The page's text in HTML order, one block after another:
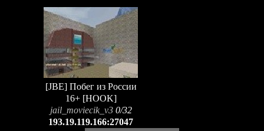
[JBE] Побег из России
16+ [HOOK]
jail_moviecik_v3 0/32
193.19.119.166:27047